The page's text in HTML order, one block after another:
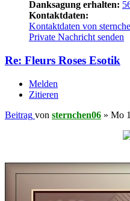
Danksagung erhalten:
Kontaktdaten:
Kontaktdaten von
Private Nachricht senden
Re: Fleurs Roses Esotik
Melden
Zitieren
Beitrag von sternchen06 » Mo